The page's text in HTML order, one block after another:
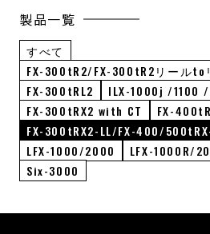
製品一覧
すべて
FX-300tR2/FX-300tR2リールto
FX-300tRL2
ILX-1000j /1100
FX-300tRX2 with CT
FX-
FX-300tRX2-LL/FX-400/
LFX-1000/2000
LFX-1000R/
Six-3000